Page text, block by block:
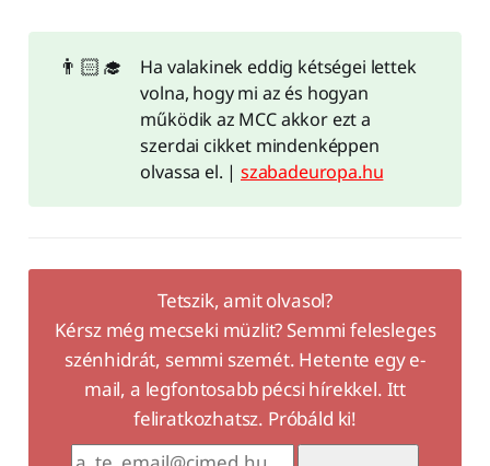
👨🏻‍🎓
Ha valakinek eddig kétségei lettek
volna, hogy mi az és hogyan
működik az MCC akkor ezt a
szerdai cikket mindenképpen
olvassa el. | szabadeuropa.hu
Tetszik, amit olvasol?
Kérsz még mecseki müzlit? Semmi felesleges
szénhidrát, semmi szemét. Hetente egy e-
mail, a legfontosabb pécsi hírekkel. Itt
feliratkozhatsz. Próbáld ki!